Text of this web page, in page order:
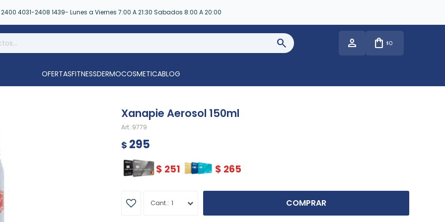
2400 4031-2408 1439- Lunes a Viernes 7:00 A 21:30 Sabados 8:00 A 20:00
$0
OFERTASFITNESSDERMOCOSMETICABLOG
Xanapie Aerosol 150ml
9779
$ 295
$ 251 $ 265
1 COMPRAR